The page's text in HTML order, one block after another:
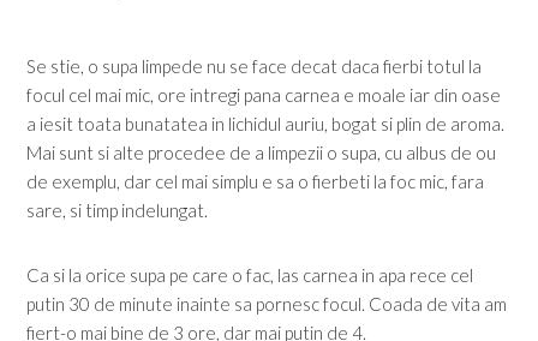
Se stie, o supa limpede nu se face decat daca fierbi totul la
focul cel mai mic, ore intregi pana carnea e moale iar din oase
a iesit toata bunatatea in lichidul auriu, bogat si plin de aroma.
Mai sunt si alte procedee de a limpezii o supa, cu albus de ou
de exemplu, dar cel mai simplu e sa o fierbeti la foc mic, fara
sare, si timp indelungat.
Ca si la orice supa pe care o fac, las carnea in apa rece cel
putin 30 de minute inainte sa pornesc focul. Coada de vita am
fiert-o mai bine de 3 ore, dar mai putin de 4.